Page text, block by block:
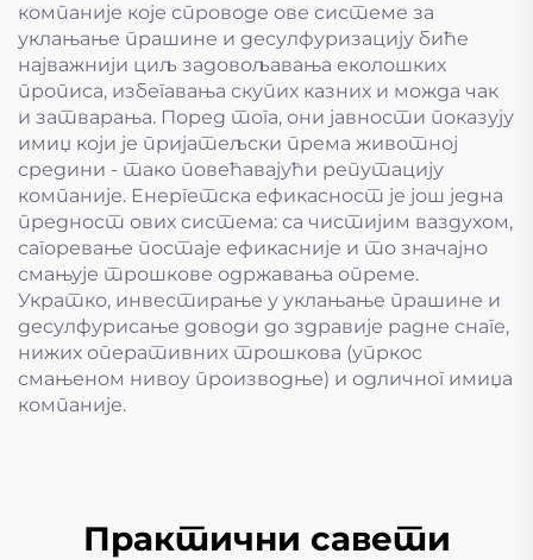
компаније које спроводе ове системе за
уклањање прашине и десулфуризацију биће
најважнији циљ задовољавања еколошких
прописа, избегавања скупих казних и можда чак
и затварања. Поред тога, они јавности показују
имиџ који је пријатељски према животној
средини - тако повећавајући репутацију
компаније. Енергетска ефикасност је још једна
предност ових система: са чистијим ваздухом,
сагоревање постаје ефикасније и то значајно
смањује трошкове одржавања опреме.
Укратко, инвестирање у уклањање прашине и
десулфурисање доводи до здравије радне снаге,
нижих оперативних трошкова (упркос
смањеном нивоу производње) и одличног имиџа
компаније.
Практични савети